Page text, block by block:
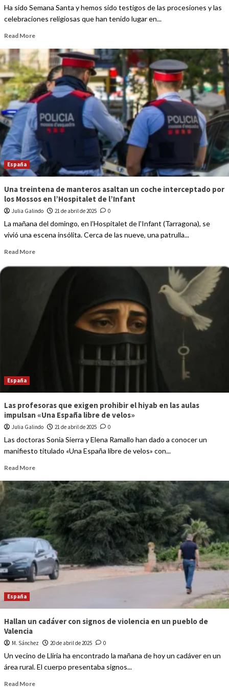
Ha sido Semana Santa y hemos sido testigos de las procesiones y las
celebraciones religiosas que han tenido lugar en...
Read More
España
Una treintena de manteros asaltan un coche interceptado por
los Mossos en l’Hospitalet de l’Infant
Julia Galindo 21 de abril de 2025 0
La mañana del domingo, en l’Hospitalet de l'Infant (Tarragona), se
vivió una escena insólita. Cerca de las nueve, una patrulla...
Read More
España
Las profesoras que exigen prohibir el hiyab en las aulas
impulsan «Una España libre de velos»
Julia Galindo 21 de abril de 2025 0
Las doctoras Sonia Sierra y Elena Ramallo han dado a conocer un
manifiesto titulado «Una España libre de velos» con...
Read More
España
Hallan un cadáver con signos de violencia en un pueblo de
Valencia
M. Sánchez 20 de abril de 2025 0
Un vecino de Lliria ha encontrado la mañana de hoy un cadáver en un
área rural. El cuerpo presentaba signos...
Read More